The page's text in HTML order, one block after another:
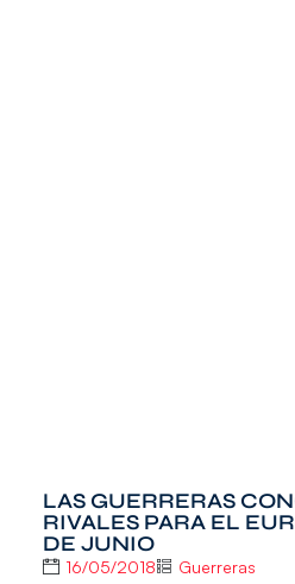
LAS GUERRERAS
RIVALES PARA EL
DE JUNIO
16/05/2018 Guerreras